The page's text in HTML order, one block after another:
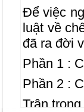
Để việc
luật về
đã ra đời
Phần 1 :
Phần 2 :
Trân